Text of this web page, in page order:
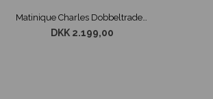
Matinique Charles Dobbeltradet Blazer Beige
DKK 2.199,00